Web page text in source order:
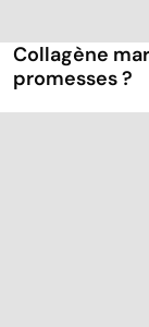
Collagène
promesses ?